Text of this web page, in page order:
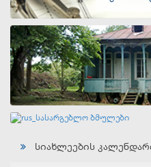
სიახლეების